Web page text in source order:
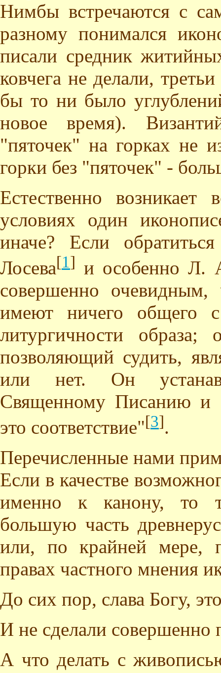
Нимбы встречаются с
разному понимался
писали средник
ковчега не делали,
бы то ни было
новое время).
"пяточек" на горках не
горки без "пяточек" -
Естественно
условиях один
иначе? Если
Лосева[1] и особенно Л.
совершенно
имеют ничего общего
литургичности
позволяющий судить,
или нет. Он
Священному Писанию и
это соответствие"[3].
Перечисленные нами
Если в качестве
именно к канону, то
большую часть
или, по крайней мере,
правах частного мнения
До сих пор, слава Богу,
И не сделали совершенно
А что делать с